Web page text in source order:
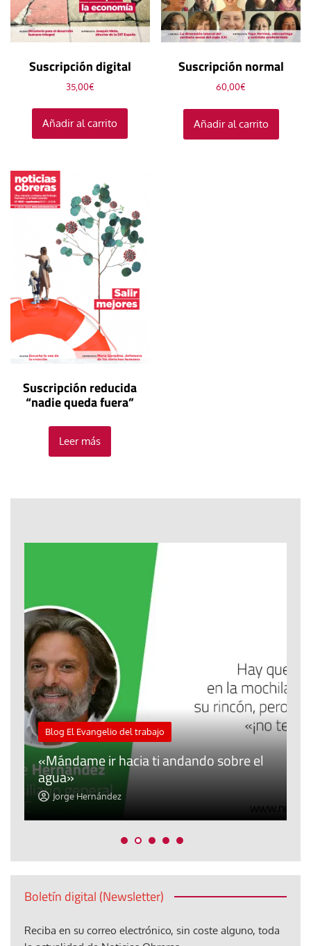
Suscripción digital
35,00€
Añadir al carrito
Suscripción normal
60,00€
Añadir al carrito
Suscripción reducida
“nadie queda fuera”
Leer más
Blog El Evangelio del trabajo
«Mándame ir hacia ti andando sobre el
agua»
Jorge Hernández
Boletín digital (Newsletter)
Reciba en su correo electrónico, sin coste alguno, toda